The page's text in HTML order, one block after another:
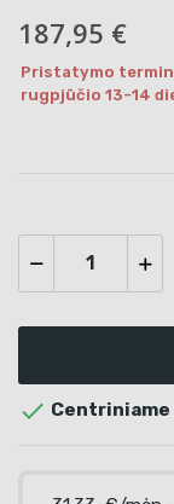
187,95 €
Pristatymo
rugpjūčio 13-14
 Centriniame